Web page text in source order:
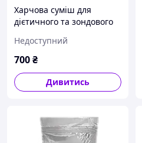
Харчова суміш для
дієтичного та зондового
EntherMeal 1000 г
Недоступний
700₴
Дивитись